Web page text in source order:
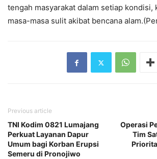
tengah masyarakat dalam setiap kondisi,
masa-masa sulit akibat bencana
Previous article
TNI Kodim 0821 Lumajang
Perkuat Layanan Dapur
Umum bagi Korban Erupsi
Semeru di Pronojiwo
Operasi
Tim